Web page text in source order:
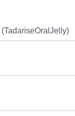
(TadariseOralJelly)